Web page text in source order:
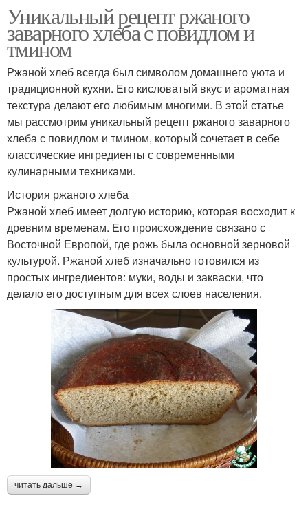
Уникальный рецепт ржаного
заварного хлеба с повидлом и
тмином
Ржаной хлеб всегда был символом домашнего уюта и
традиционной кухни. Его кисловатый вкус и ароматная
текстура делают его любимым многими. В этой статье
мы рассмотрим уникальный рецепт ржаного заварного
хлеба с повидлом и тмином, который сочетает в себе
классические ингредиенты с современными
кулинарными техниками.
История ржаного хлеба
Ржаной хлеб имеет долгую историю, которая восходит к
древним временам. Его происхождение связано с
Восточной Европой, где рожь была основной зерновой
культурой. Ржаной хлеб изначально готовился из
простых ингредиентов: муки, воды и закваски, что
делало его доступным для всех слоев населения.
читать дальше →